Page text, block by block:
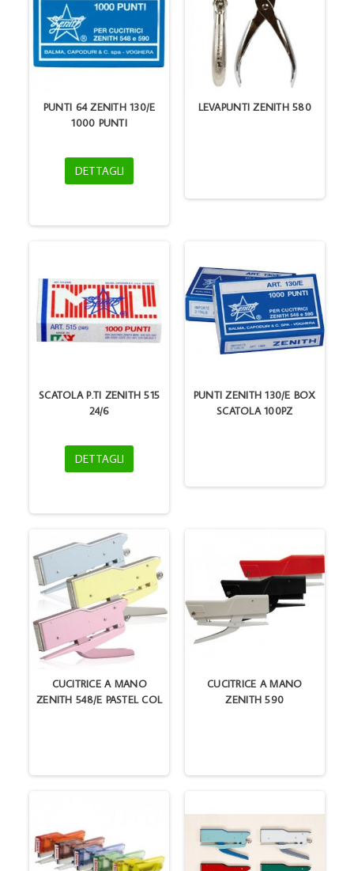
PUNTI 64 ZENITH 130/E
1000 PUNTI
DETTAGLI
LEVAPUNTI ZENITH 580
SCATOLA P.TI ZENITH 515
24/6
DETTAGLI
PUNTI ZENITH 130/E BOX
SCATOLA 100PZ
CUCITRICE A MANO
ZENITH 548/E PASTEL COL
CUCITRICE A MANO
ZENITH 590